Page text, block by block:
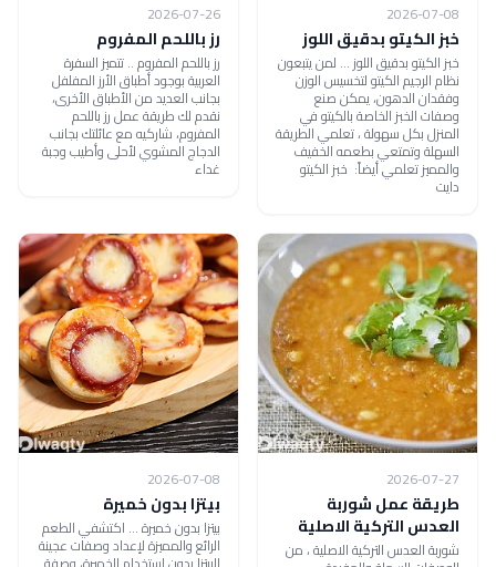
2026-07-08
خبز الكيتو بدقيق اللوز
خبز الكيتو بدقيق اللوز ... لمن يتبعون
نظام الرجيم الكيتو لتخسيس الوزن
وفقدان الدهون، يمكن صنع
وصفات الخبز الخاصة بالكيتو في
المنزل بكل سهولة ، تعلمي الطريقة
السهلة وتمتعي بطعمه الخفيف
والمميز تعلمي أيضاً: خبز الكيتو
دايت
2026-07-26
رز باللحم المفروم
رز باللحم المفروم .. تتميز السفرة
العربية بوجود أطباق الأرز المفلفل
بجانب العديد من الأطباق الأخرى،
نقدم لك طريقة عمل رز باللحم
المفروم، شاركيه مع عائلتك بجانب
الدجاج المشوي لأحلى وأطيب وجبة
غداء
2026-07-27
طريقة عمل شوربة
العدس التركية الاصلية
شوربة العدس التركية الاصلية ، من
2026-07-08
بيتزا بدون خميرة
بيتزا بدون خميرة ... اكتشفي الطعم
الرائع والمميزة لإعداد وصفات عجينة